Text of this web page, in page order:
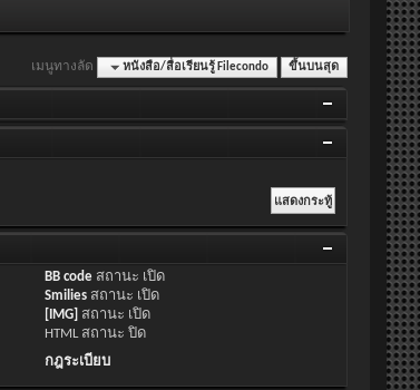
เมนูทางลัด หนังสือ/สื่อเรียนรู้ Filecondo ขึ้นบนสุด
BB code สถานะ เปิด
Smilies สถานะ เปิด
[IMG] สถานะ เปิด
HTML สถานะปิด
กฎระเบียบ